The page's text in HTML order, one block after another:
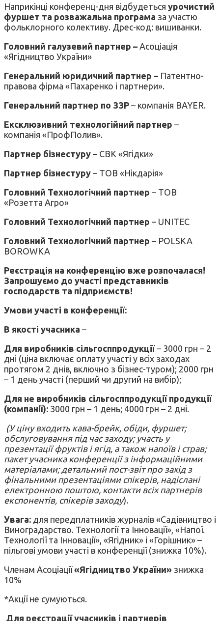
Наприкінці конференц-дня відбудеться урочистий
фуршет та розважальна програма за участю
фольклорного колективу. Дрес-код: вишиванки.
Головний галузевий партнер – Асоціація
«Ягідництво України»
Генеральний юридичний партнер – Патентно-
правова фірма «Пахаренко і партнери».
Генеральний партнер по ЗЗР – компанія BAYER.
Ексклюзивний технологійний партнер –
компанія «ПрофПолив».
Партнер бізнестуру – СВК «Ягідки»
Партнер бізнестуру – ТОВ «Нікдарія»
Головний Технологічний партнер – ТОВ
«Розетта Агро»
Головний Технологічний партнер – UNITEC
Головний Технологічний партнер – POLSKA
BOROWKA
Реєстрація на конференцію вже розпочалася!
Запрошуємо до участі представників
господарств та підприємств!
Умови участі в конференції:
В якості учасника –
Для виробників сільгосппродукції– 3000 грн – 2
дні (ціна включає оплату участі у всіх заходах
протягом 2 днів, включно з бізнес-туром); 2000 грн
– 1 день участі (перший чи другий на вибір);
Для не виробників сільгосппродукції продукції
(компанії): 3000 грн – 1 день; 4000 грн – 2 дні.
(У ціну входить кава-брейк, обіди, фуршет;
обслуговування під час заходу; участь у
презентації фруктів і ягід, а також напоїв і страв;
пакет учасника конференції з інформаційними
матеріалами; детальний пост-звіт про захід з
фінальними презентаціями спікерів, надіслані
електронною поштою, контакти всіх партнерів
експонентів, спікерів заходу).
Увага: для передплатників журналів «Садівництво і
Виноградарство. Технології та Інновації», «Напої.
Технології та Інновації», «Ягідник» і «Горішник» –
пільгові умови участі в конференції (знижка 10%).
Членам Асоціації«Ягідництво України» знижка
10%
*Акції не сумуються.
Для реєстрації учасників і партнерів